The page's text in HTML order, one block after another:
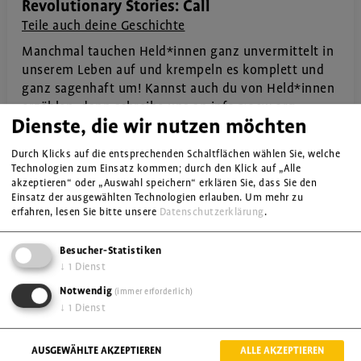
Revolutionary Stories: Call
Teile auch deine Geschichte
Manchmal tauchen Held*innen ganz unvermittelt in
unserem Leben auf und krempeln es komplett und
ganz sagenhaft um! Kannst auch du von Held*innen
erzählen, dann schreibe uns aninfo@oew.org.
Vielleicht landet deine Geschichte dann auch auf
Diskriminierung / Rechte
Dienste, die wir nutzen möchten
Durch Klicks auf die entsprechenden Schaltflächen wählen Sie, welche
Technologien zum Einsatz kommen; durch den Klick auf „Alle
akzeptieren“ oder „Auswahl speichern“ erklären Sie, dass Sie den
Einsatz der ausgewählten Technologien erlauben. Um mehr zu
erfahren, lesen Sie bitte unsere Datenschutzerklärung.
Besucher-Statistiken
↓ 1 Dienst
Notwendig (immer erforderlich)
↓ 1 Dienst
AUSGEWÄHLTE AKZEPTIEREN ALLE AKZEPTIEREN